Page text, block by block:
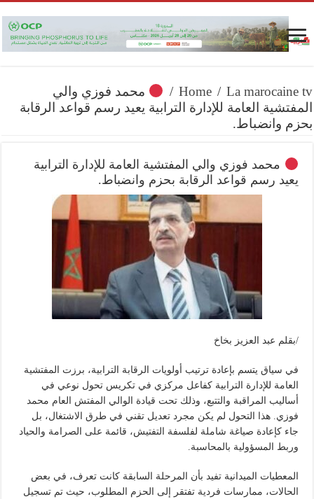
Home / La marocaine tv
/
محمد فوزي والي
المفتشية العامة للإدارة الترابية يعيد رسم قواعد الرقابة
بحزم وانضباط.
محمد فوزي والي المفتشية العامة للإدارة الترابية
يعيد رسم قواعد الرقابة بحزم وانضباط.
/بقلم عبد العزيز بخاخ
في سياق يتسم بإعادة ترتيب أولويات الرقابة الترابية، برزت المفتشية
العامة للإدارة الترابية كفاعل مركزي في تكريس تحول نوعي في
أساليب المراقبة والتتبع، وذلك تحت قيادة الوالي المفتش العام محمد
فوزي. هذا التحول لم يكن مجرد تعديل تقني في طرق الاشتغال، بل
جاء كإعادة صياغة شاملة لفلسفة التفتيش، قائمة على الصرامة والحياد
وربط المسؤولية بالمحاسبة.
المعطيات الميدانية تفيد بأن المرحلة السابقة كانت تعرف، في بعض
الحالات، ممارسات فردية تفتقر إلى الحزم المطلوب، حيث تم تسجيل